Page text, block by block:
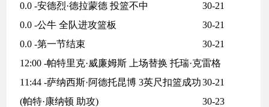
0.0 -安德烈·德拉蒙德 投篮不中
30-21
0.0 -公牛 全队进攻篮板
30-21
0.0 -第一节结束
30-21
12:00 -帕特里克·威廉姆斯 上场替换 托瑞·克雷格
30-21
11:44 -萨纳西斯·阿德托昆博 3英尺扣篮成功
(帕特·康纳顿 助攻)
30-23